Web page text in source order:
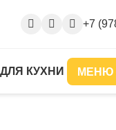
+7
КУХНИ МЕНЮ